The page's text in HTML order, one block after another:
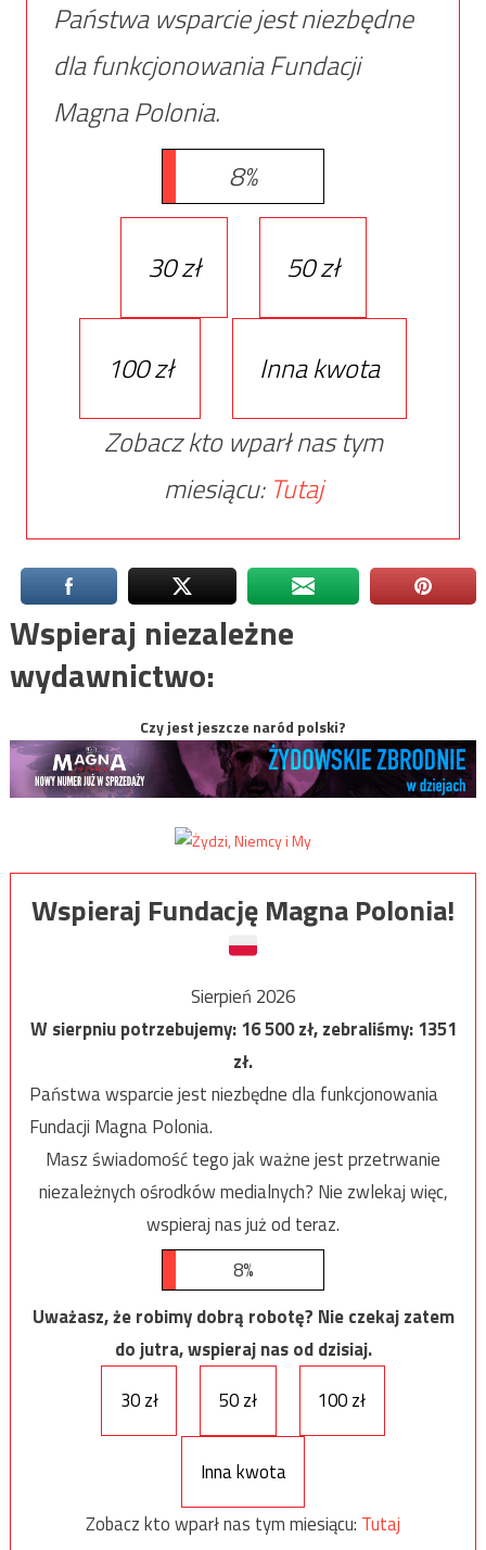
Państwa wsparcie jest niezbędne
dla funkcjonowania Fundacji
Magna Polonia.
8%
30 zł 50 zł
100 zł
Inna kwota
Zobacz kto wparł nas tym
miesiącu: Tutaj
Wspieraj niezależne
wydawnictwo:
Czy jest jeszcze naród polski?
Wspieraj Fundację Magna Polonia!
Sierpień 2026
W sierpniu potrzebujemy:16 500zł, zebraliśmy:1351
zł.
Państwa wsparcie jest niezbędne dla funkcjonowania
Fundacji Magna Polonia.
Masz świadomość tego jak ważne jest przetrwanie
niezależnych ośrodków medialnych? Nie zwlekaj więc,
wspieraj nas już od teraz.
8%
Uważasz, że robimy dobrą robotę? Nie czekaj zatem
do jutra, wspieraj nas od dzisiaj.
30 zł
50 zł 100 zł
Inna kwota
Zobacz kto wparł nas tym miesiącu: Tutaj